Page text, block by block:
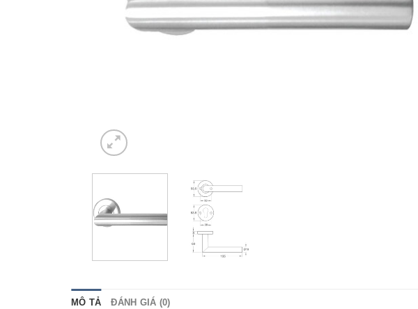
MÔ TẢ ĐÁNH GIÁ (0)